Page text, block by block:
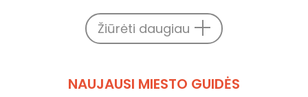
Žiūrėti daugiau
NAUJAUSI MIESTO GUIDĖS